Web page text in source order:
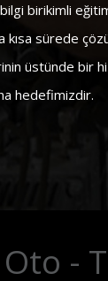
birikimli
kısa sürede
üstünde bir
hedefimizdir.
-